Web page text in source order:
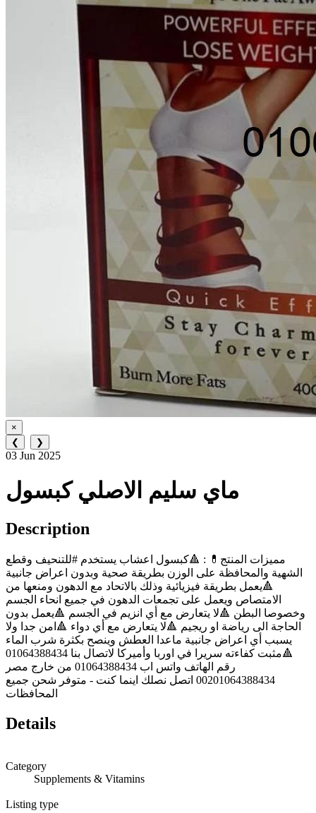
×
❮
❯
03 Jun 2025
ماي سليم الاصلي كبسول
Description
مميزات المنتج💊 : 🔺كبسول اعشاب يستخدم #للتنحيف وقطع
الشهية والمحافظة على الوزن بطريقة صحية وبدون اعراض جانبية
🔺يعمل بطريقة فيزيائية وذلك بالاتحاد مع الدهون ومنعها من
الامتصاص ويعمل على تجمعات الدهون في جميع انحاء الجسم
وخصوصا البطن 🔺لا يتعارض مع أي انزيم في الجسم 🔺يعمل بدون
الحاجة الى رياضة او ريجيم 🔺لا يتعارض مع أي دواء 🔺امن جدا ولا
يسبب أي اعراض جانبية ماعدا العطش وينصح بكثرة شرب الماء
🔺مثبت كفاءته سريرا في اوربا وأميركا لاتصال بنا 01064388434
رقم الهاتف واتس اب 01064388434 من خارج مصر
00201064388434 اتصل نصلك اينما كنت - متوفر شحن جميع
المحافظات
Details
Category
Supplements & Vitamins
Listing type